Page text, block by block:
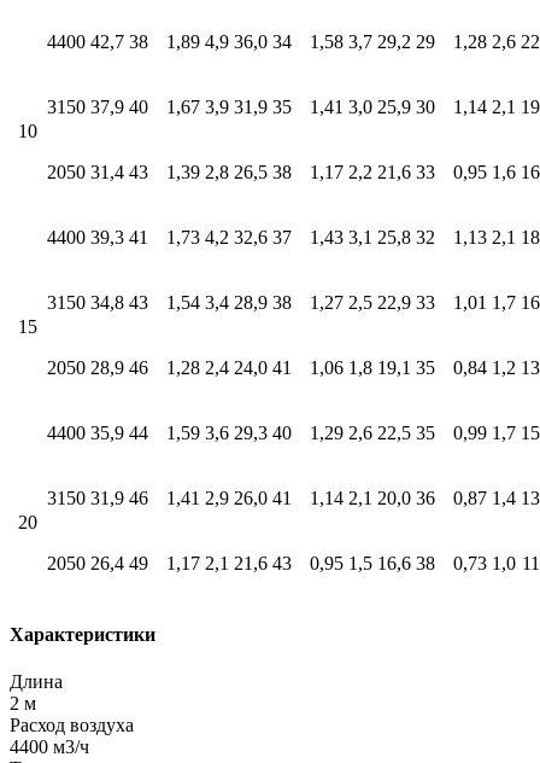
10
4400 42,7 38 1,89 4,9 36,0 34 1,58 3,7 29,2 29 1,28 2,6
3150 37,9 40 1,67 3,9 31,9 35 1,41 3,0 25,9 30 1,14 2,1
2050 31,4 43 1,39 2,8 26,5 38 1,17 2,2 21,6 33 0,95 1,6
15
4400 39,3 41 1,73 4,2 32,6 37 1,43 3,1 25,8 32 1,13 2,1
3150 34,8 43 1,54 3,4 28,9 38 1,27 2,5 22,9 33 1,01 1,7
2050 28,9 46 1,28 2,4 24,0 41 1,06 1,8 19,1 35 0,84 1,2
20
4400 35,9 44 1,59 3,6 29,3 40 1,29 2,6 22,5 35 0,99 1,7
3150 31,9 46 1,41 2,9 26,0 41 1,14 2,1 20,0 36 0,87 1,4
2050 26,4 49 1,17 2,1 21,6 43 0,95 1,5 16,6 38 0,73 1,0
Характеристики
Длина
2 м
Расход воздуха
4400 м3/ч